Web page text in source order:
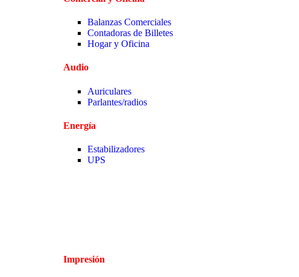
Balanzas Comerciales
Contadoras de Billetes
Hogar y Oficina
Audio
Auriculares
Parlantes/radios
Energía
Estabilizadores
UPS
Impresión